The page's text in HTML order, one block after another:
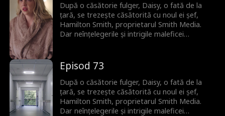
După o căsătorie fulger, Daisy, o fată de la
țară, se trezește căsătorită cu noul ei șef,
Hamilton Smith, proprietarul Smith Media.
Dar neînțelegerile și intrigile maleficei
dragostea adevărată.
Episod 73
După o căsătorie fulger, Daisy, o fată de la
țară, se trezește căsătorită cu noul ei șef,
Hamilton Smith, proprietarul Smith Media.
Dar neînțelegerile și intrigile maleficei